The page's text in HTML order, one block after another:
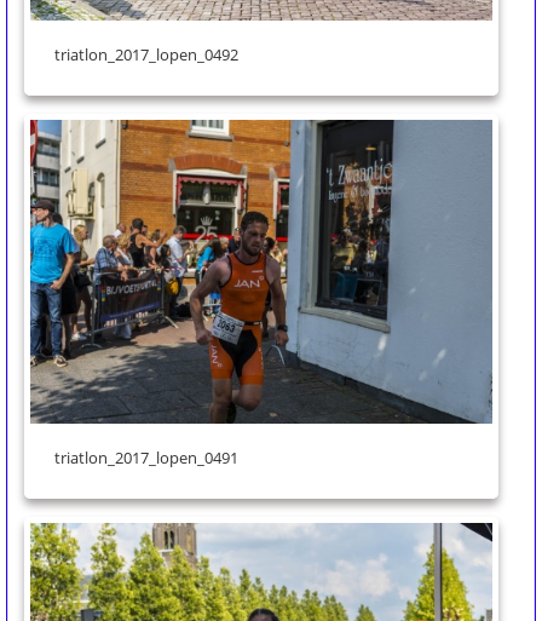
triatlon_2017_lopen_0492
triatlon_2017_lopen_0491